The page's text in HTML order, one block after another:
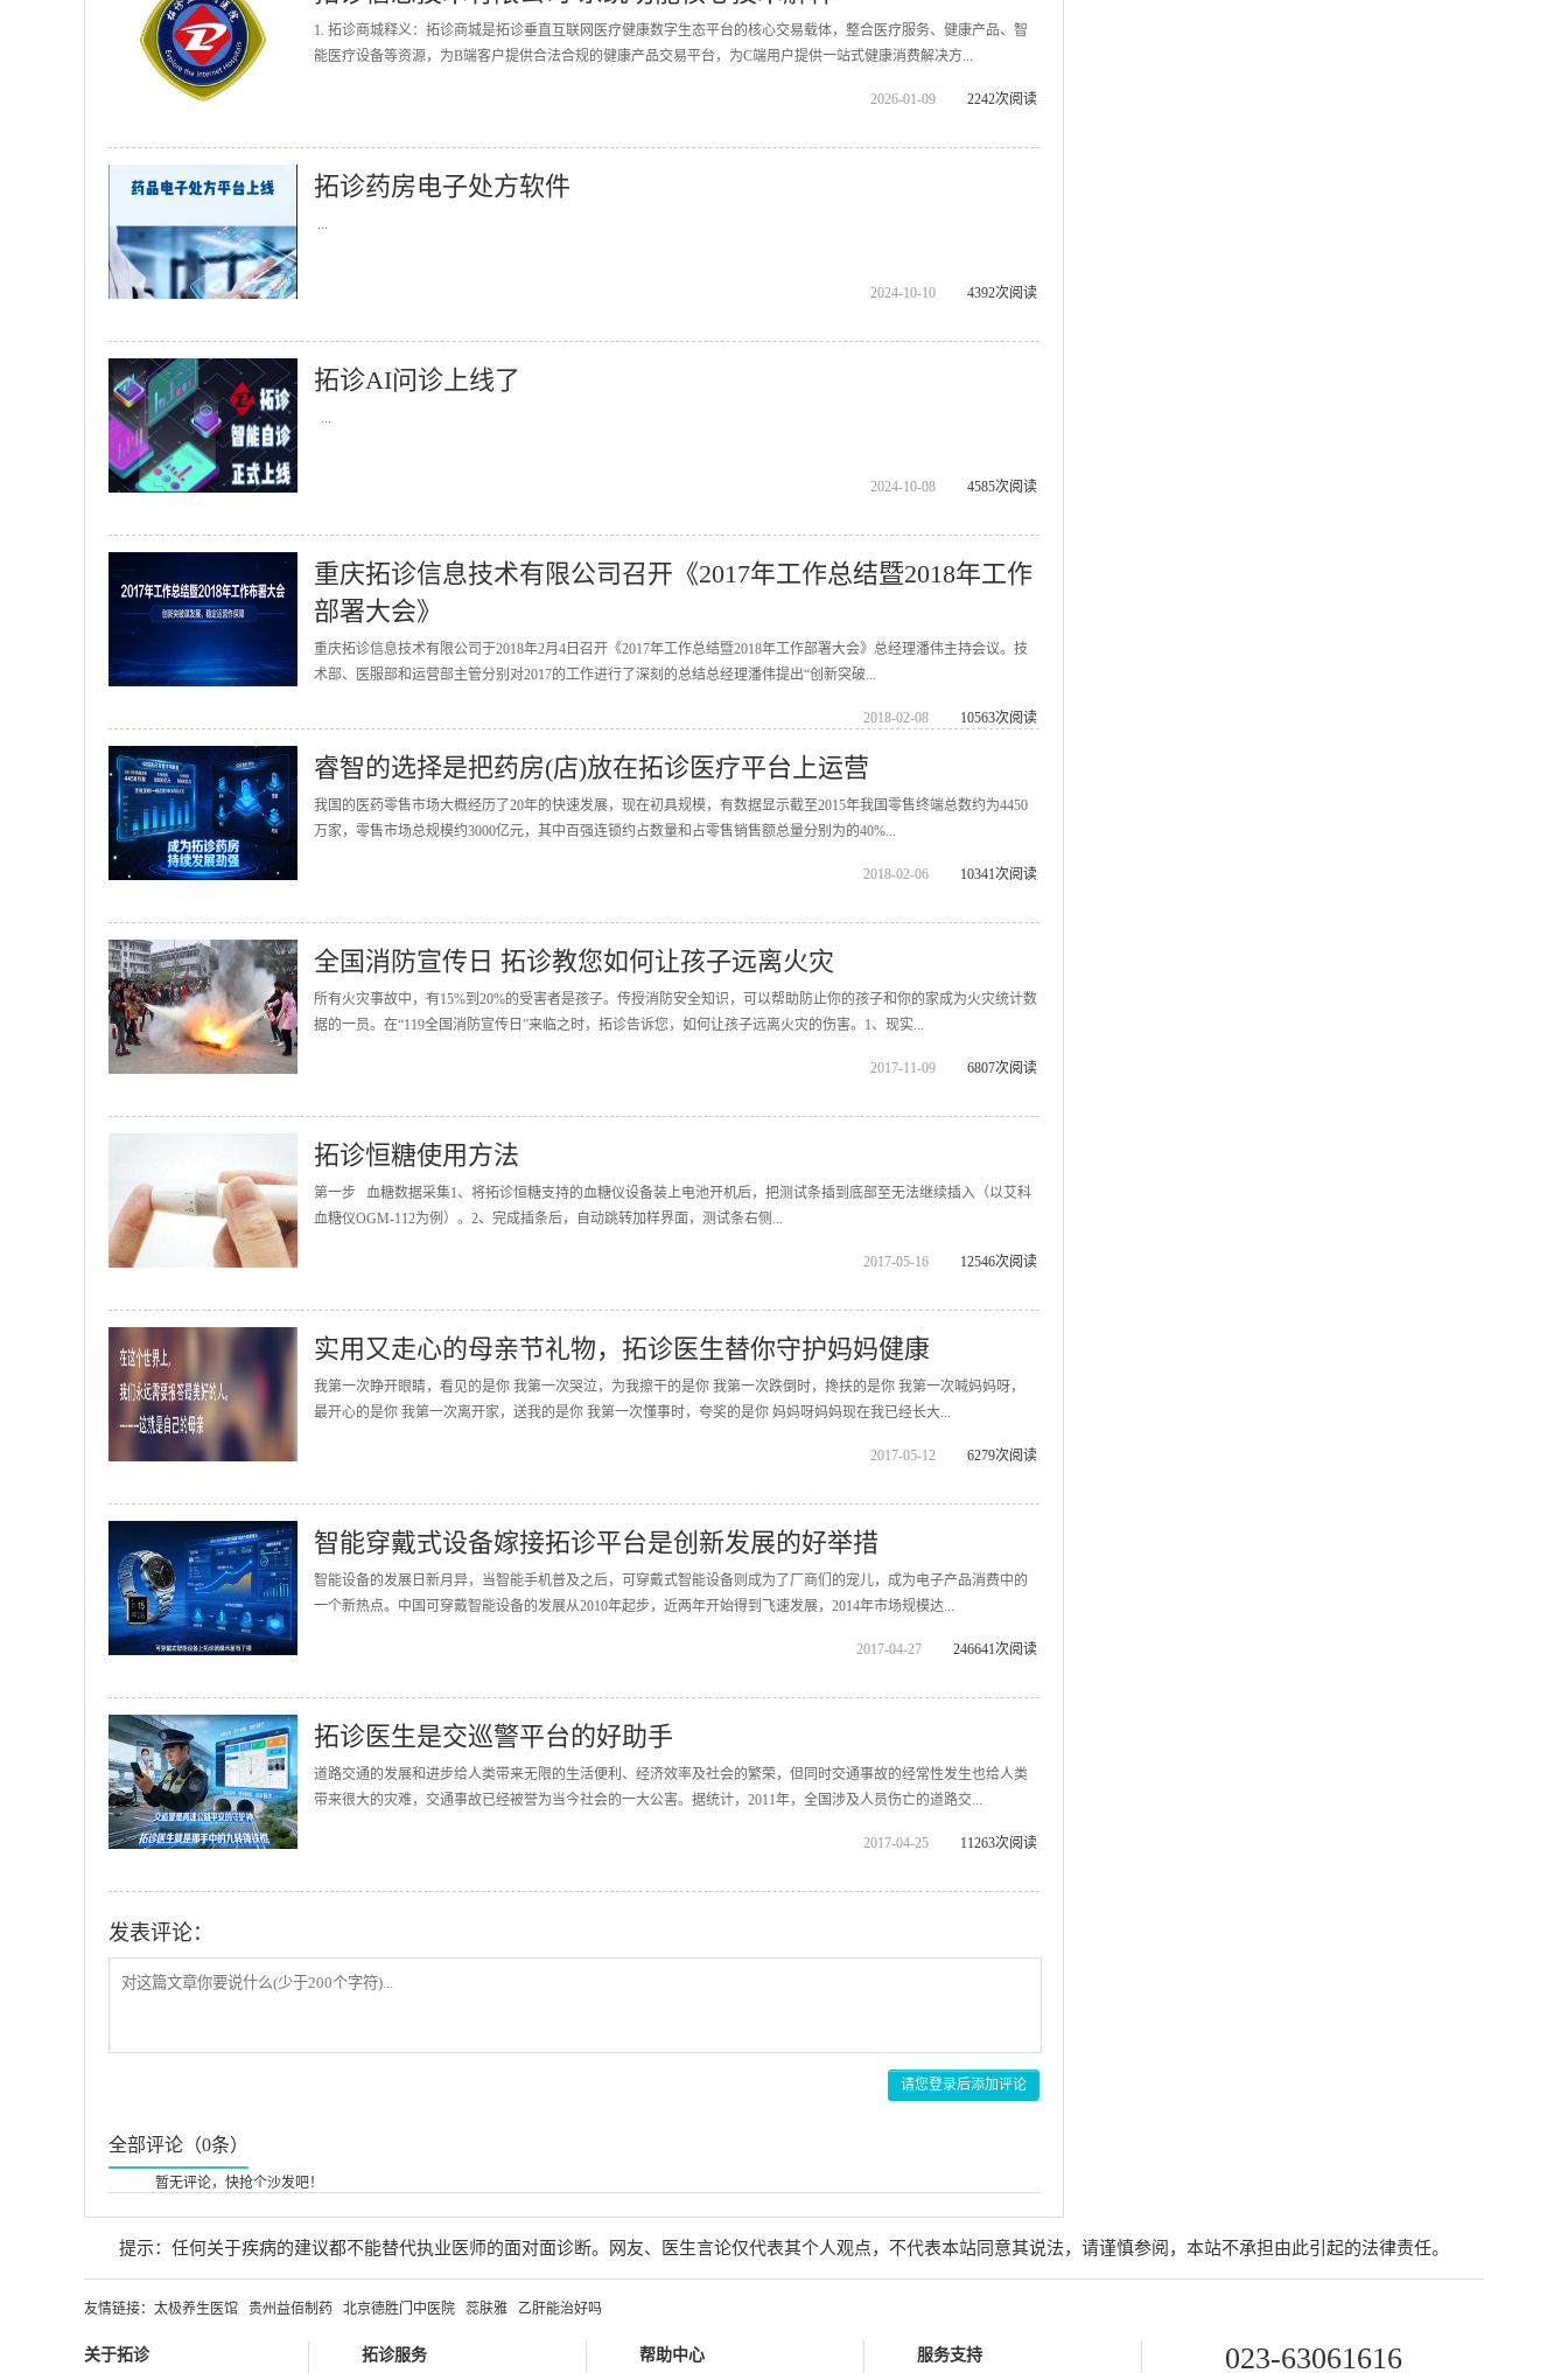
1. 拓诊商城释义：拓诊商城是拓诊垂直互联网医疗健康数字生态平台的核心交易载体，整合医疗服务、健康产品、智
能医疗设备等资源，为B端客户提供合法合规的健康产品交易平台，为C端用户提供一站式健康消费解决方...
2026-01-09 2242次阅读
拓诊药房电子处方软件
...
2024-10-10 4392次阅读
拓诊AI问诊上线了
...
2024-10-08 4585次阅读
重庆拓诊信息技术有限公司召开《2017年工作总结暨2018年工作
部署大会》
重庆拓诊信息技术有限公司于2018年2月4日召开《2017年工作总结暨2018年工作部署大会》总经理潘伟主持会议。技
术部、医服部和运营部主管分别对2017的工作进行了深刻的总结总经理潘伟提出“创新突破...
2018-02-08 10563次阅读
睿智的选择是把药房(店)放在拓诊医疗平台上运营
我国的医药零售市场大概经历了20年的快速发展，现在初具规模，有数据显示截至2015年我国零售终端总数约为4450
万家，零售市场总规模约3000亿元，其中百强连锁约占数量和占零售销售额总量分别为的40%...
2018-02-06 10341次阅读
全国消防宣传日 拓诊教您如何让孩子远离火灾
所有火灾事故中，有15%到20%的受害者是孩子。传授消防安全知识，可以帮助防止你的孩子和你的家成为火灾统计数
据的一员。在“119全国消防宣传日”来临之时，拓诊告诉您，如何让孩子远离火灾的伤害。1、现实...
2017-11-09 6807次阅读
拓诊恒糖使用方法
第一步 血糖数据采集1、将拓诊恒糖支持的血糖仪设备装上电池开机后，把测试条插到底部至无法继续插入（以艾科
血糖仪OGM-112为例）。2、完成插条后，自动跳转加样界面，测试条右侧...
2017-05-16 12546次阅读
实用又走心的母亲节礼物，拓诊医生替你守护妈妈健康
我第一次睁开眼睛，看见的是你 我第一次哭泣，为我擦干的是你 我第一次跌倒时，搀扶的是你 我第一次喊妈妈呀，
最开心的是你 我第一次离开家，送我的是你 我第一次懂事时，夸奖的是你 妈妈呀妈妈现在我已经长大...
2017-05-12 6279次阅读
智能穿戴式设备嫁接拓诊平台是创新发展的好举措
智能设备的发展日新月异，当智能手机普及之后，可穿戴式智能设备则成为了厂商们的宠儿，成为电子产品消费中的
一个新热点。中国可穿戴智能设备的发展从2010年起步，近两年开始得到飞速发展，2014年市场规模达...
2017-04-27 246641次阅读
拓诊医生是交巡警平台的好助手
道路交通的发展和进步给人类带来无限的生活便利、经济效率及社会的繁荣，但同时交通事故的经常性发生也给人类
带来很大的灾难，交通事故已经被誉为当今社会的一大公害。据统计，2011年，全国涉及人员伤亡的道路交...
2017-04-25 11263次阅读
发表评论：
请您登录后添加评论
全部评论（0条）
暂无评论，快抢个沙发吧！
提示：任何关于疾病的建议都不能替代执业医师的面对面诊断。网友、医生言论仅代表其个人观点，不代表本站同意其说法，请谨慎参阅，本站不承担由此引起的法律责任。
友情链接： 太极养生医馆 贵州益佰制药 北京德胜门中医院 蕊肤雅 乙肝能治好吗
关于拓诊 拓诊服务 帮助中心 服务支持 023-63061616